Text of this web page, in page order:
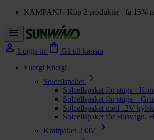
KAMPANJ - Köp 2 produkter - få 15%
menu
person Logga in shopping_bag Gå till kassan
Energi Energi
Solcellspaket
chevron_right
Solcellspaket för stuga -
Solcellspaket för stuga –
Solcellspaket med 12V
Solcellspaket för Husvagn,
Kraftpaket 230V
chevron_right